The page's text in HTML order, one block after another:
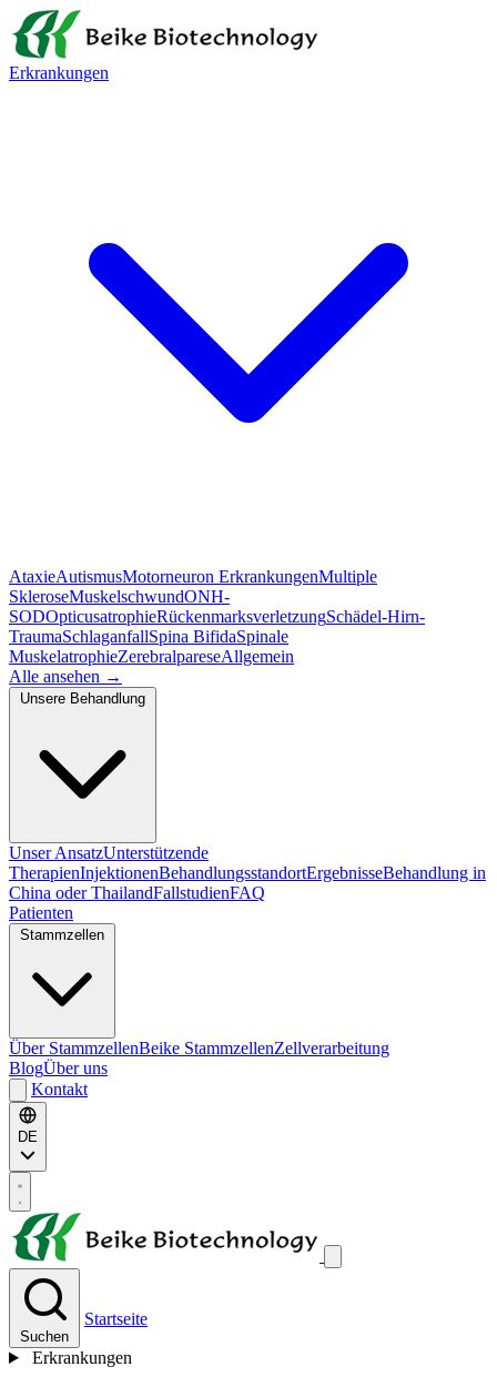
Erkrankungen
AtaxieAutismusMotorneuron ErkrankungenMultiple
SkleroseMuskelschwundONH-
SODOpticusatrophieRückenmarksverletzungSchädel-Hirn-
TraumaSchlaganfallSpina BifidaSpinale
MuskelatrophieZerebralpareseAllgemein
Alle ansehen →
Unser AnsatzUnterstützende
TherapienInjektionenBehandlungsstandortErgebnisseBehandlung in
China oder ThailandFallstudienFAQ
Patienten
Über StammzellenBeike StammzellenZellverarbeitung
BlogÜber uns
Kontakt
DE
Suchen
Startseite
Erkrankungen